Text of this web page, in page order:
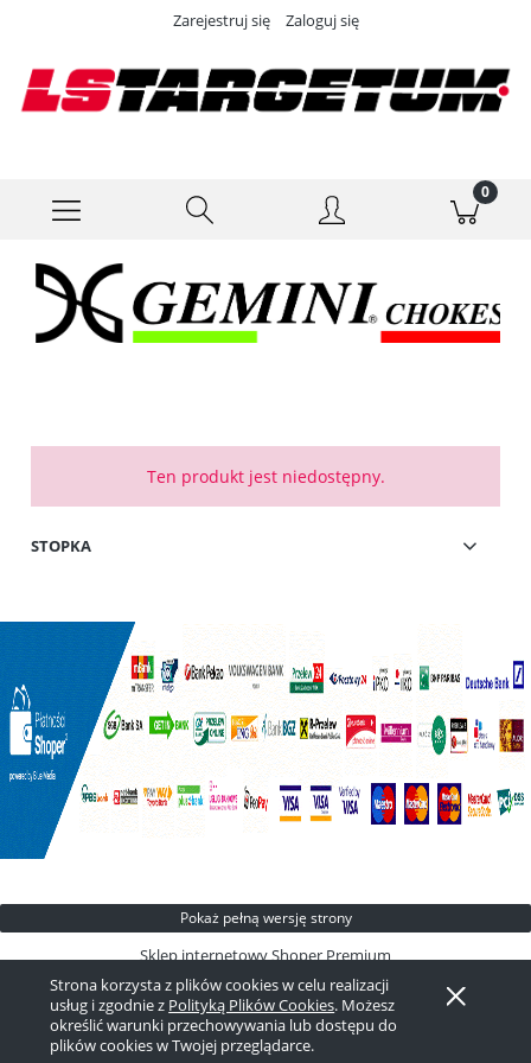
Strona korzysta z plików cookies w celu realizacji
usług i zgodnie z Polityką Plików Cookies. Możesz
określić warunki przechowywania lub dostępu do
plików cookies w Twojej przeglądarce.
Zarejestruj się Zaloguj się
Ten produkt jest niedostępny.
STOPKA
Pokaż pełną wersję strony
Sklep internetowy Shoper Premium